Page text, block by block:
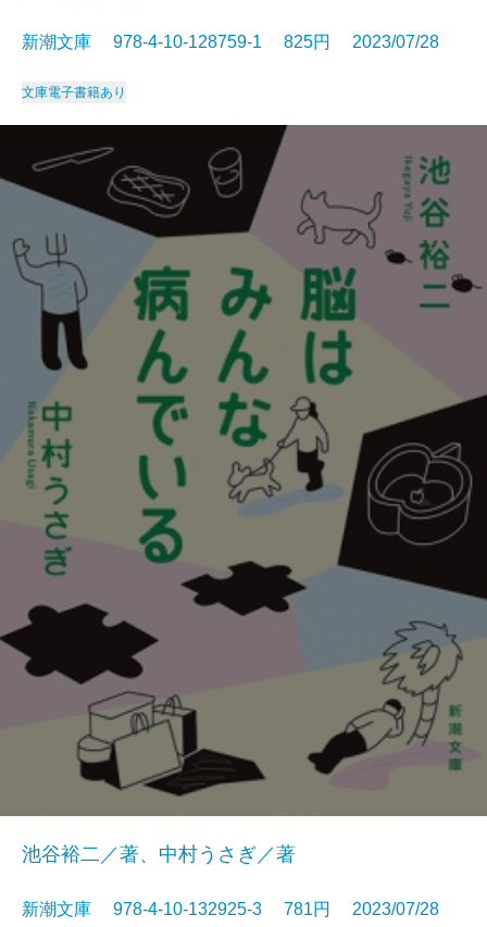
新潮文庫 978-4-10-128759-1 825円 2023/07/28
文庫電子書籍あり
池谷裕二／著、中村うさぎ／著
新潮文庫 978-4-10-132925-3 781円 2023/07/28